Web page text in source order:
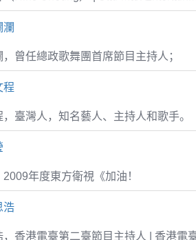
瀾
，曾任總政歌舞團首席節目主持人；
程
，臺灣人，知名藝人、主持人和歌手。
2009年度東方衛視《加油！
浩
，香港電臺第二臺節目主持人 | 香港電